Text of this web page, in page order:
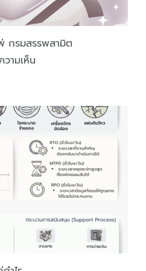
กรมสรรพสามิต
ามเห็นบน
ชำร่วย
จาก
โรงงาน
ไพ่
กรม
สรรพ
สามิต